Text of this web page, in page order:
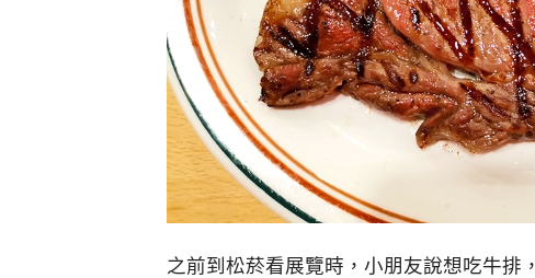
之前到松菸看展覽時，小朋友說想吃牛排，